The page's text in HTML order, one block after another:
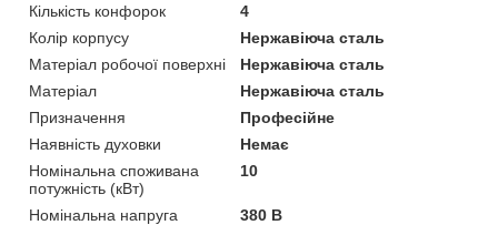
Кількість конфорок
4
Колір корпусу
Нержавіюча сталь
Матеріал робочої поверхні
Нержавіюча сталь
Матеріал
Нержавіюча сталь
Призначення
Професійне
Наявність духовки
Немає
Номінальна споживана
потужність (кВт)
10
Номінальна напруга
380 В